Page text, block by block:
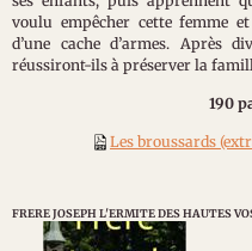
voulu empêcher cette femme
d’une cache d’armes. Après
réussiront-ils à préserver la
190
Les broussards
FRERE JOSEPH L'ERMITE DES HAUTES